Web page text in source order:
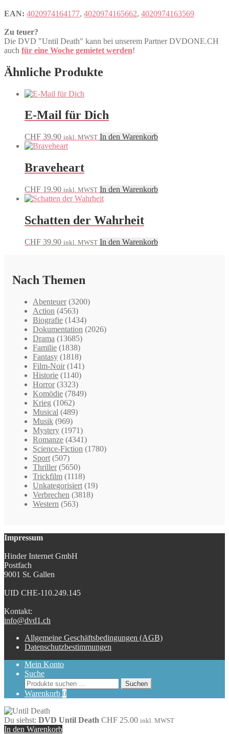
EAN: 4020974164177, 4020974165662, 4020974163569
Zu teuer?
Die DVD "Until Death" kann bei unserem Partner DVDONE.CH
auch für eine Woche gemietet werden!
Ähnliche Produkte
E-Mail für Dich
CHF 39.90 inkl. MWST In den Warenkorb
Braveheart
CHF 19.90 inkl. MWST In den Warenkorb
Schatten der Wahrheit
CHF 39.90 inkl. MWST In den Warenkorb
Nach Themen
Abenteuer (3200)
Action (4563)
Biografie (1434)
Dokumentation (2026)
Drama (13685)
Familie (1838)
Fantasy (1818)
Film-Noir (141)
Historie (1140)
Horror (3323)
Komödie (7849)
Krieg (1062)
Musical (489)
Musik (969)
Mystery (1971)
Romanze (4341)
Science-Fiction (1780)
Sport (507)
Thriller (5650)
Trickfilm (1118)
Unkategorisiert (19)
Verbrechen (3818)
Western (563)
Impressum
Hinder Internet GmbH
Postfach
9001 St. Gallen
UID CHE-110.249.145
Kontakt:
info@dvd1.ch
Allgemeine Geschäftsbedingungen (AGB)
Datenschutzbestimmungen
Mein Konto
Suche
Suchen
nach:
Suchen
Warenkorb 0
Du siehst: DVD Until Death CHF 25.00 inkl. MWST
In den Warenkorb